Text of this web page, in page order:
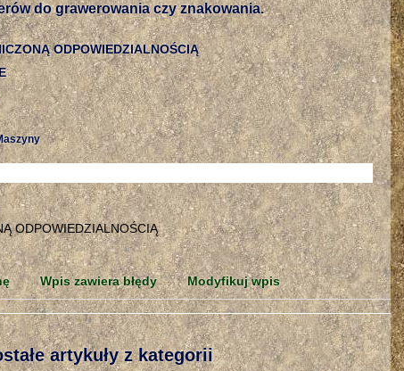
do grawerowania czy znakowania.
ODPOWIEDZIALNOŚCIĄ
Wpis zawiera błędy Modyfikuj wpis
artykuły z kategorii